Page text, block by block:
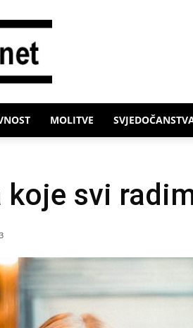
MOLITVE
koje svi